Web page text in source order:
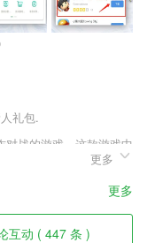
礼包.
对战的游戏，这款游戏中
师有着可怕的声音，他的
够在游戏中对学习产生
更多
更多
互动 ( 447 条 )